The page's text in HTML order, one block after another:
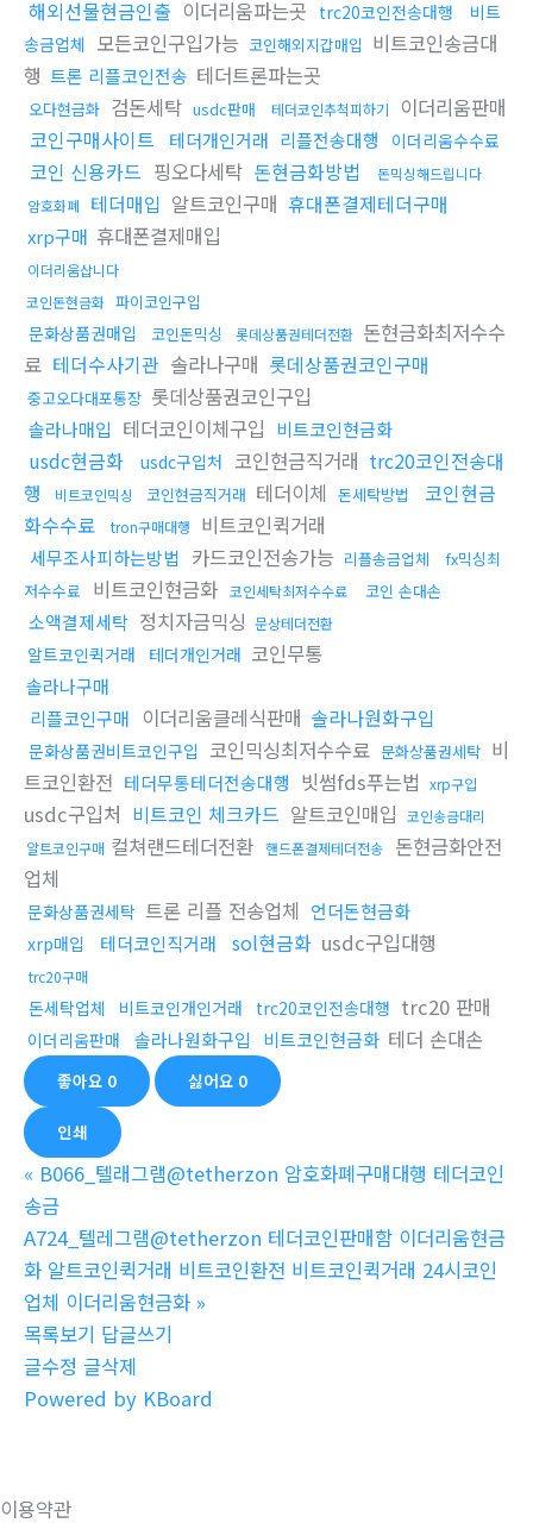
해외선물현금인출 이더리움파는곳 trc20코인전송대행
비트
송금업체 모든코인구입가능 코인해외지갑매입 비트코인송금대
행 트론 리플코인전송 테더트론파는곳
오다현금화 검돈세탁 usdc판매 테더코인추척피하기
이더리움판매
코인구매사이트
테더개인거래 리플전송대행 이더리움수수료
코인 신용카드 핑오다세탁 돈현금화방법
돈믹싱해드립니다
암호화폐
테더매입 알트코인구매 휴대폰결제테더구매
xrp구매 휴대폰결제매입
이더리움삽니다
코인돈현금화 파이코인구입
문화상품권매입 코인돈믹싱 롯데상품권테더전환 돈현금화최저수수
료 테더수사기관 솔라나구매 롯데상품권코인구매
중고오다대포통장 롯데상품권코인구입
솔라나매입 테더코인이체구입 비트코인현금화
usdc현금화 usdc구입처 코인현금직거래 trc20코인전송대
행
비트코인믹싱 코인현금직거래 테더이체 돈세탁방법
코인현금
화수수료
tron구매대행 비트코인퀵거래
세무조사피하는방법 카드코인전송가능 리플송금업체
fx믹싱최
저수수료
비트코인현금화 코인세탁최저수수료 코인 손대손
소액결제세탁 정치자금믹싱 문상테더전환
알트코인퀵거래 테더개인거래 코인무통
솔라나구매
리플코인구매
이더리움클레식판매 솔라나원화구입
문화상품권비트코인구입 코인믹싱최저수수료 문화상품권세탁 비
트코인환전 테더무통테더전송대행 빗썸fds푸는법 xrp구입
usdc구입처 비트코인 체크카드 알트코인매입 코인송금대리
알트코인구매 컬쳐랜드테더전환 핸드폰결제테더전송
돈현금화안전
업체
문화상품권세탁 트론 리플 전송업체 언더돈현금화
xrp매입 테더코인직거래 sol현금화 usdc구입대행
trc20구매
돈세탁업체 비트코인개인거래 trc20코인전송대행 trc20 판매
이더리움판매 솔라나원화구입 비트코인현금화 테더 손대손
좋아요 0 싫어요 0
인쇄
« B066_텔래그램@tetherzon 암호화폐구매대행 테더코인
송금
A724_텔레그램@tetherzon 테더코인판매함 이더리움현금
화 알트코인퀵거래 비트코인환전 비트코인퀵거래 24시코인
업체 이더리움현금화 »
목록보기 답글쓰기
글수정 글삭제
Powered by KBoard
이용약관